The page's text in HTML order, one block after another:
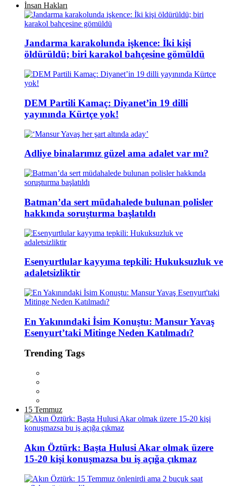
İnsan Hakları
Jandarma karakolunda işkence: İki kişi
öldürüldü; biri karakol bahçesine gömüldü
DEM Partili Kamaç: Diyanet’in 19 dilli
yayınında Kürtçe yok!
Adliye binalarımız güzel ama adalet var mı?
Batman’da sert müdahalede bulunan polisler
hakkında soruşturma başlatıldı
Esenyurtlular kayyıma tepkili: Hukuksuzluk ve
adaletsizliktir
En Yakınındaki İsim Konuştu: Mansur Yavaş
Esenyurt’taki Mitinge Neden Katılmadı?
Trending Tags
15 Temmuz
Akın Öztürk: Başta Hulusi Akar olmak üzere
15-20 kişi konuşmazsa bu iş açığa çıkmaz